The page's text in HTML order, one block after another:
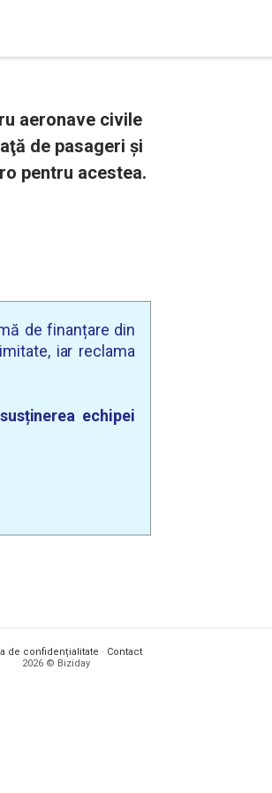
aeronave civile
de pasageri și
pentru acestea.
de finanțare din
iar reclama
echipei
de confidențialitate · Contact
2026 © Biziday